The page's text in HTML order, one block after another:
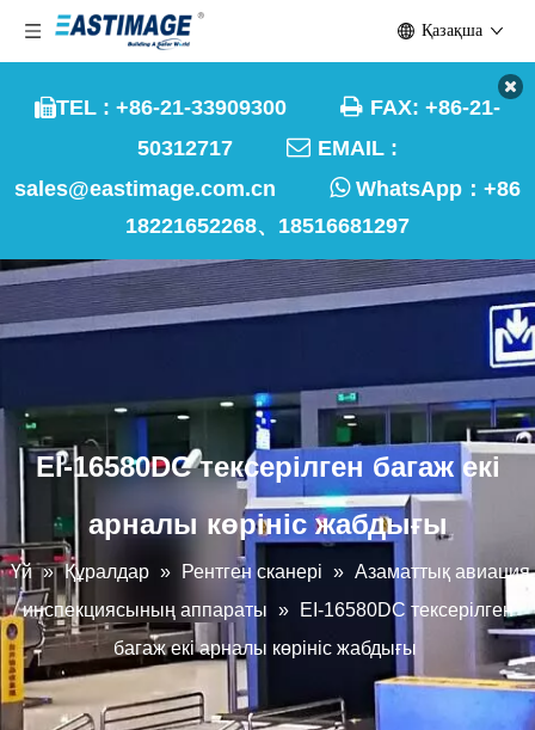
TEL : +86-21-33909300  FAX: +86-21-
50312717  EMAIL :
sales@eastimage.com.cn
WhatsApp： +86
18221652268、18516681297
Қазақша
EI-16580DC тексерілген багаж екі
арналы көрініс жабдығы
Үй » Құралдар » Рентген сканері » Азаматтық авиация
инспекциясының аппараты »
EI-16580DC тексерілген
багаж екі арналы көрініс жабдығы